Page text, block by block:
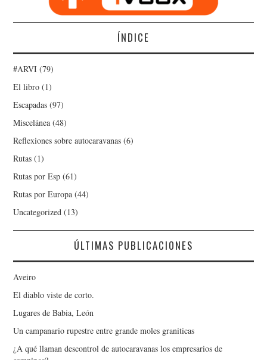
ÍNDICE
#ARVI (79)
El libro (1)
Escapadas (97)
Miscelánea (48)
Reflexiones sobre autocaravanas (6)
Rutas (1)
Rutas por Esp (61)
Rutas por Europa (44)
Uncategorized (13)
ÚLTIMAS PUBLICACIONES
Aveiro
El diablo viste de corto.
Lugares de Babia, León
Un campanario rupestre entre grande moles graniticas
¿A qué llaman descontrol de autocaravanas los empresarios de